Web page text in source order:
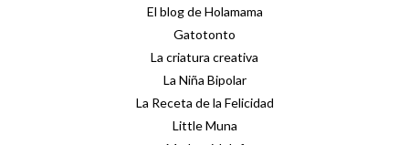
El blog de Holamama
Gatotonto
La criatura creativa
La Niña Bipolar
La Receta de la Felicidad
Little Muna